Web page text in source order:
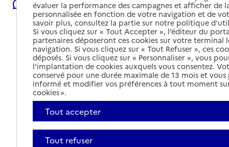
Signaler une erreur
évaluer la performance des campagnes et afficher de
personnalisée en fonction de votre navigation et de
savoir plus, consultez la partie sur notre politique
Si vous cliquez sur « Tout Accepter », l’éditeur du
partenaires déposeront ces cookies sur votre terminal
navigation. Si vous cliquez sur « Tout Refuser », ces
déposés. Si vous cliquez sur « Personnaliser », vous
l’implantation de cookies auxquels vous consentez.
conservé pour une durée maximale de 13 mois et
informé et modifier vos préférences à tout moment
cookies ».
Tout accepter
Tout refuser